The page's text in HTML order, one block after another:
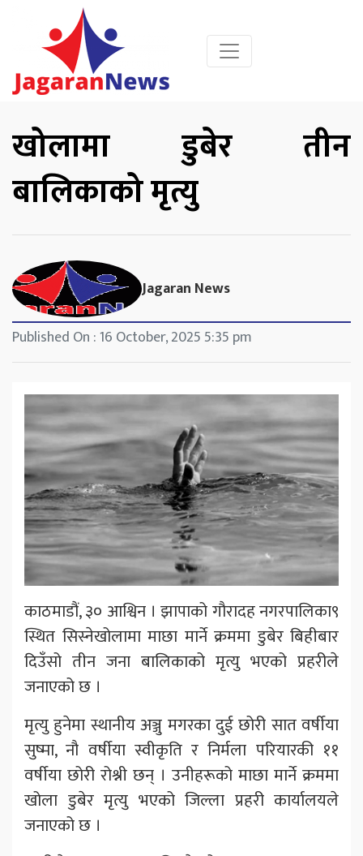
खोलामा डुबेर तीन
बालिकाको मृत्यु
Jagaran News
Published On : 16 October, 2025 5:35 pm
काठमाडौं, ३० आश्विन । झापाको गौरादह नगरपालिका९
स्थित सिस्नेखोलामा माछा मार्ने क्रममा डुबेर बिहीबार
दिउँसो तीन जना बालिकाको मृत्यु भएको प्रहरीले
जनाएको छ ।
मृत्यु हुनेमा स्थानीय अञ्जु मगरका दुई छोरी सात वर्षीया
सुष्मा, नौ वर्षीया स्वीकृति र निर्मला परियारकी ११
वर्षीया छोरी रोश्नी छन् । उनीहरूको माछा मार्ने क्रममा
खोला डुबेर मृत्यु भएको जिल्ला प्रहरी कार्यालयले
जनाएको छ ।